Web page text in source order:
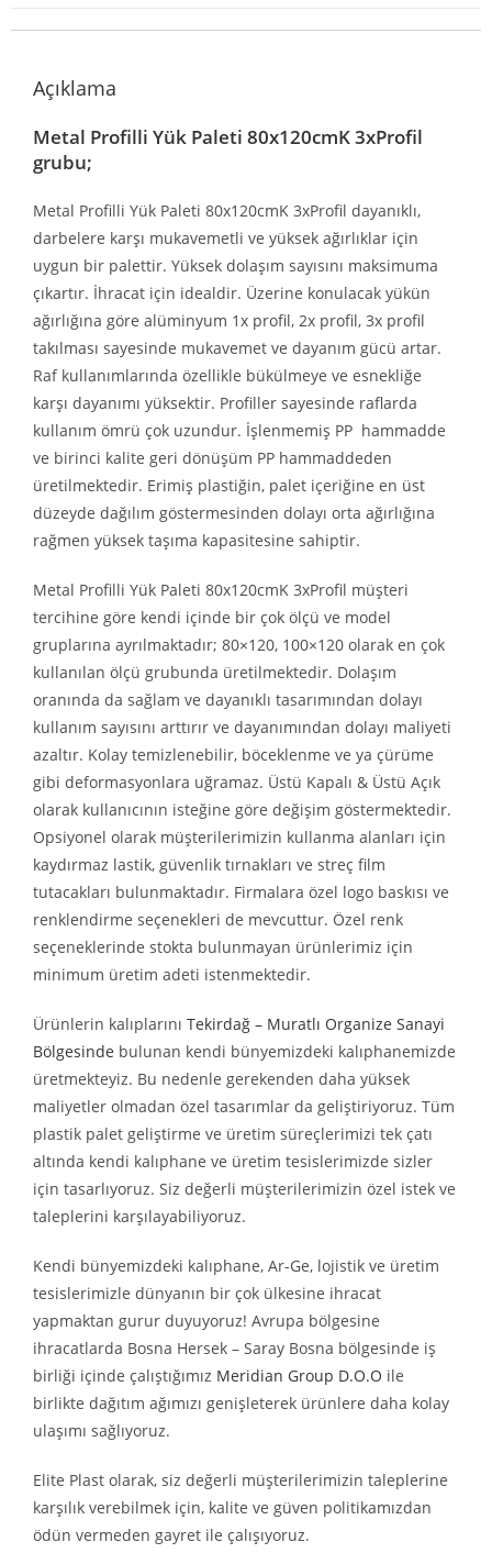
Açıklama
Metal Profilli Yük Paleti 80x120cmK 3xProfil
grubu;
Metal Profilli Yük Paleti 80x120cmK 3xProfil dayanıklı,
darbelere karşı mukavemetli ve yüksek ağırlıklar için
uygun bir palettir. Yüksek dolaşım sayısını maksimuma
çıkartır. İhracat için idealdir. Üzerine konulacak yükün
ağırlığına göre alüminyum 1x profil, 2x profil, 3x profil
takılması sayesinde mukavemet ve dayanım gücü artar.
Raf kullanımlarında özellikle bükülmeye ve esnekliğe
karşı dayanımı yüksektir. Profiller sayesinde raflarda
kullanım ömrü çok uzundur. İşlenmemiş PP hammadde
ve birinci kalite geri dönüşüm PP hammaddeden
üretilmektedir. Erimiş plastiğin, palet içeriğine en üst
düzeyde dağılım göstermesinden dolayı orta ağırlığına
rağmen yüksek taşıma kapasitesine sahiptir.
Metal Profilli Yük Paleti 80x120cmK 3xProfil müşteri
tercihine göre kendi içinde bir çok ölçü ve model
gruplarına ayrılmaktadır; 80×120, 100×120 olarak en çok
kullanılan ölçü grubunda üretilmektedir. Dolaşım
oranında da sağlam ve dayanıklı tasarımından dolayı
kullanım sayısını arttırır ve dayanımından dolayı maliyeti
azaltır. Kolay temizlenebilir, böceklenme ve ya çürüme
gibi deformasyonlara uğramaz. Üstü Kapalı & Üstü Açık
olarak kullanıcının isteğine göre değişim göstermektedir.
Opsiyonel olarak müşterilerimizin kullanma alanları için
kaydırmaz lastik, güvenlik tırnakları ve streç film
tutacakları bulunmaktadır. Firmalara özel logo baskısı ve
renklendirme seçenekleri de mevcuttur. Özel renk
seçeneklerinde stokta bulunmayan ürünlerimiz için
minimum üretim adeti istenmektedir.
Ürünlerin kalıplarını Tekirdağ – Muratlı Organize Sanayi
Bölgesinde bulunan kendi bünyemizdeki kalıphanemizde
üretmekteyiz. Bu nedenle gerekenden daha yüksek
maliyetler olmadan özel tasarımlar da geliştiriyoruz. Tüm
plastik palet geliştirme ve üretim süreçlerimizi tek çatı
altında kendi kalıphane ve üretim tesislerimizde sizler
için tasarlıyoruz. Siz değerli müşterilerimizin özel istek ve
taleplerini karşılayabiliyoruz.
Kendi bünyemizdeki kalıphane, Ar-Ge, lojistik ve üretim
tesislerimizle dünyanın bir çok ülkesine ihracat
yapmaktan gurur duyuyoruz! Avrupa bölgesine
ihracatlarda Bosna Hersek – Saray Bosna bölgesinde iş
birliği içinde çalıştığımız Meridian Group D.O.O ile
birlikte dağıtım ağımızı genişleterek ürünlere daha kolay
ulaşımı sağlıyoruz.
Elite Plast olarak, siz değerli müşterilerimizin taleplerine
karşılık verebilmek için, kalite ve güven politikamızdan
ödün vermeden gayret ile çalışıyoruz.